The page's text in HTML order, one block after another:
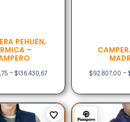
PEHUEN,
–
– $136.430,67 $92.807,00 –